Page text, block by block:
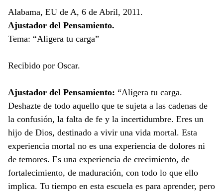
Alabama, EU de A, 6 de Abril, 2011.
Ajustador del Pensamiento.
Tema: “Aligera tu carga”
Recibido por Oscar.
Ajustador del Pensamiento: “Aligera tu carga.
Deshazte de todo aquello que te sujeta a las cadenas de
la confusión, la falta de fe y la incertidumbre. Eres un
hijo de Dios, destinado a vivir una vida mortal. Esta
experiencia mortal no es una experiencia de dolores ni
de temores. Es una experiencia de crecimiento, de
fortalecimiento, de maduración, con todo lo que ello
implica. Tu tiempo en esta escuela es para aprender, pero